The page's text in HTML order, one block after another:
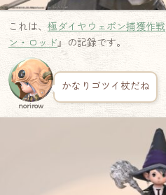
これは、 極ダイヤウェポン捕獲作戦
ン・ロッド』の記録です。
norirow
かなりゴツイ杖だね